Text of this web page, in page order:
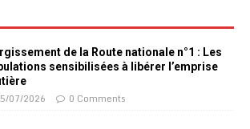
de la Route nationale n°1 : Les
sensibilisées à libérer l’emprise
07/2026 0 Comments